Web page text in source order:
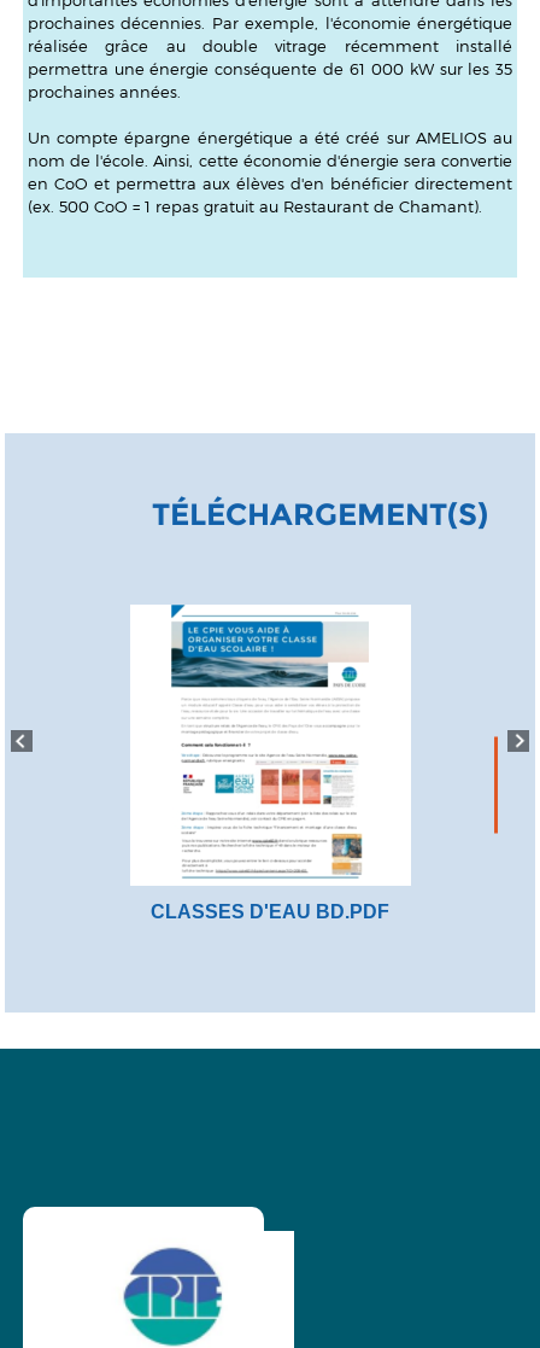
prochaines décennies. Par exemple, l'économie énergétique
réalisée grâce au double vitrage récemment installé
permettra une énergie conséquente de 61 000 kW sur les 35
prochaines années.
Un compte épargne énergétique a été créé sur AMELIOS au
nom de l'école. Ainsi, cette économie d'énergie sera convertie
en CoO et permettra aux élèves d'en bénéficier directement
(ex. 500 CoO = 1 repas gratuit au Restaurant de Chamant).
TÉLÉCHARGEMENT(S)
CLASSES D'EAU BD.PDF